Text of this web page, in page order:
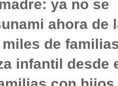
ya no se
ahora de
de
infantil desde